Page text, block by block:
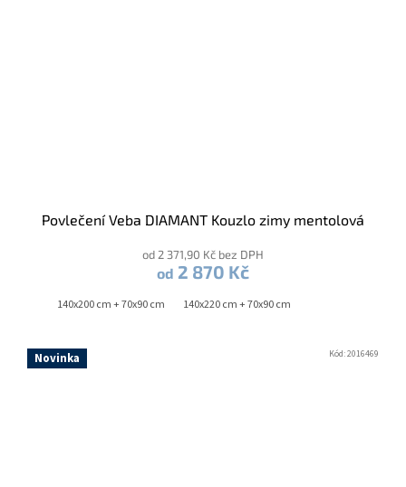
Povlečení Veba DIAMANT Kouzlo zimy mentolová
od 2 371,90 Kč bez DPH
od 2 870 Kč
140x200 cm + 70x90 cm 140x220 cm + 70x90 cm
Novinka Kód:2016469